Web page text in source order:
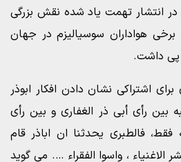
در انتشار تهمت یاد شده نقش بزرگی
هواداران سوسیالیزم در جهان
پی داشت.
اشتراکی نشان دادن افکار ابوذر
رأی أبی ذر الغفاری و بین رأی
فقط، فالطبری یحدثنا ان اباذر قام
، واسوا الفقراء …. می گوید